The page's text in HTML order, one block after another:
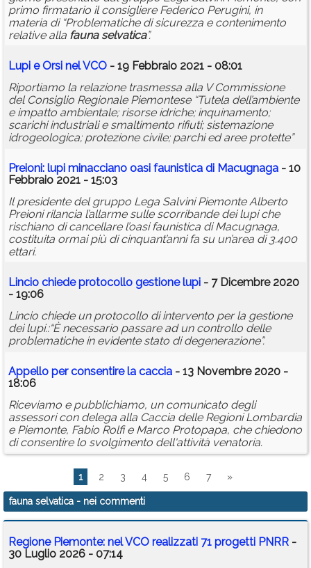
primo firmatario il consigliere Federico Perugini, in
materia di “Problematiche di sicurezza e contenimento
relative alla fauna selvatica”.
Lupi e Orsi nel VCO - 19 Febbraio 2021 - 08:01
Riportiamo la relazione trasmessa alla V Commissione
del Consiglio Regionale Piemontese “Tutela dell’ambiente
e impatto ambientale; risorse idriche; inquinamento;
scarichi industriali e smaltimento rifiuti; sistemazione
idrogeologica; protezione civile; parchi ed aree protette”
Preioni: lupi minacciano oasi faunistica di Macugnaga - 10
Febbraio 2021 - 15:03
Il presidente del gruppo Lega Salvini Piemonte Alberto
Preioni rilancia l’allarme sulle scorribande dei lupi che
rischiano di cancellare l’oasi faunistica di Macugnaga,
costituita ormai più di cinquant’anni fa su un’area di 3.400
ettari.
Lincio chiede protocollo gestione lupi - 7 Dicembre 2020
- 19:06
Lincio chiede un protocollo di intervento per la gestione
dei lupi.:“È necessario passare ad un controllo delle
problematiche in evidente stato di degenerazione”.
Appello per consentire la caccia - 13 Novembre 2020 -
18:06
Riceviamo e pubblichiamo, un comunicato degli
assessori con delega alla Caccia delle Regioni Lombardia
e Piemonte, Fabio Rolfi e Marco Protopapa, che chiedono
di consentire lo svolgimento dell'attività venatoria.
1 2 3 4 5 6 7 »
fauna selvatica - nei commenti
Regione Piemonte: nel VCO realizzati 71 progetti PNRR -
30 Luglio 2026 - 07:14